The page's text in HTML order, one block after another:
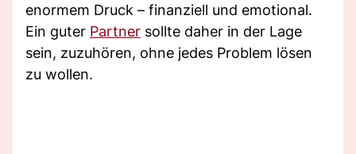
enormem Druck – finanziell und emotional.
Ein guter Partner sollte daher in der Lage
sein, zuzuhören, ohne jedes Problem lösen
zu wollen.